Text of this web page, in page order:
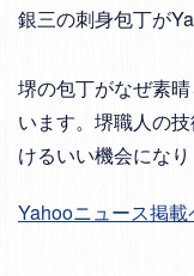
銀三の刺身包丁が
堺の包丁がなぜ素
います。堺職人の
けるいい機会になり
Yahooニュース掲載